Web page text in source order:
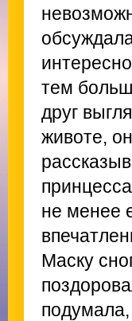
тем
друг
животе,
не менее
Маску